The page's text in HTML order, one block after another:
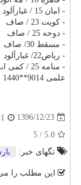
- امان 15 / غبارآلود
- كویت 23 / صاف
- دوحه 25 / صاف
- مسقط 30/ صاف
- ریاض22/ غبارآلود
- منامه 25 / كمی ابری
علمی 9014**1440
1396/12/23
5.0
/
5
تگهای خبر:
این مطلب را